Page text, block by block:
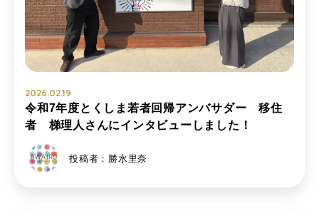
2026.02.19
令和7年度とくしま若者回帰アンバサダー 移住
者 梯理人さんにインタビューしました！
投稿者：勝水里奈